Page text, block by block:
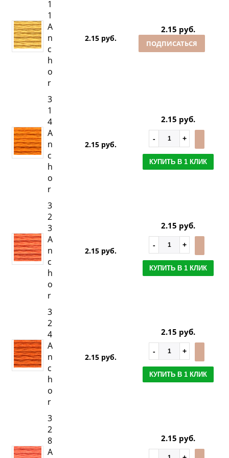
1
1
A
n
c
h
o
r
2.15 руб.
2.15 руб.
ПОДПИСАТЬСЯ
3
1
4
A
n
c
h
o
r
2.15 руб.
2.15 руб.
КУПИТЬ В 1 КЛИК
3
2
3
A
n
c
h
o
r
2.15 руб.
2.15 руб.
КУПИТЬ В 1 КЛИК
3
2
4
A
n
c
h
o
r
2.15 руб.
2.15 руб.
КУПИТЬ В 1 КЛИК
3
2
8
A
2.15 руб.